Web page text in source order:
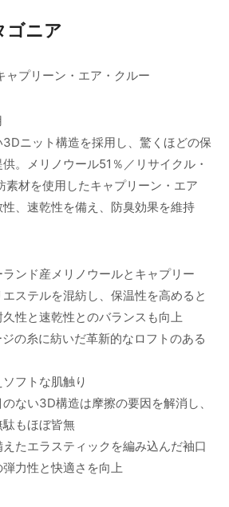
ゴニア
ャプリーン・エア・クルー
ニット構造を採用し、驚くほどの保
。メリノウール51％／リサイクル・
材を使用したキャプリーン・エア
、速乾性を備え、防臭効果を維持
ランド産メリノウールとキャプリー
ステルを混紡し、保温性を高めると
性と速乾性とのバランスも向上
の糸に紡いだ革新的なロフトのある
フトな肌触り
ない3D構造は摩擦の要因を解消し、
もほぼ皆無
えたエラスティックを編み込んだ袖口
力性と快適さを向上